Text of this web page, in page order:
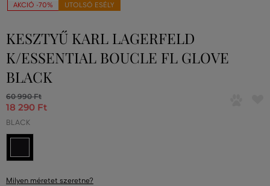
AKCIÓ -70% UTOLSÓ ESÉLY
KESZTYŰ KARL LAGERFELD
K/ESSENTIAL BOUCLE FL GLOVE
BLACK
60 990 Ft
18 290 Ft
BLACK
Milyen méretet szeretne?